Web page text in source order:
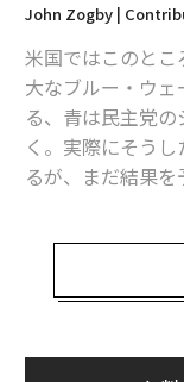
John Zogby |
米国ではこのと
大なブルー・ウ
る、青は民主党
く。実際にそう
るが、まだ結果を
米国では、1期目
う。さらに、民
調に進めている
め）の候補を擁